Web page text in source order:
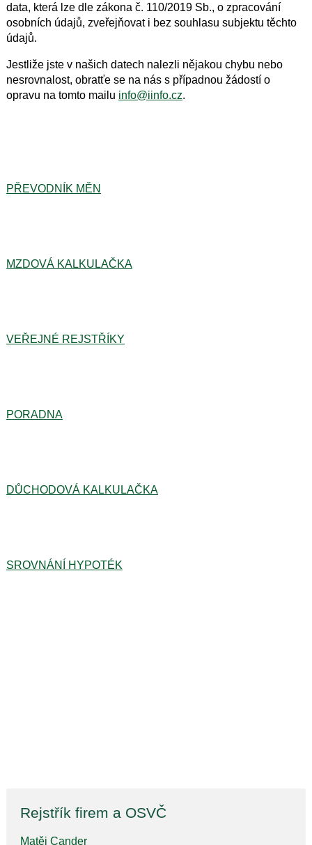
data, která lze dle zákona č. 110/2019 Sb., o zpracování
osobních údajů, zveřejňovat i bez souhlasu subjektu těchto
údajů.
Jestliže jste v našich datech nalezli nějakou chybu nebo
nesrovnalost, obratťe se na nás s případnou žádostí o
opravu na tomto mailu info@iinfo.cz.
PŘEVODNÍK MĚN
MZDOVÁ KALKULAČKA
VEŘEJNÉ REJSTŘÍKY
PORADNA
DŮCHODOVÁ KALKULAČKA
SROVNÁNÍ HYPOTÉK
Rejstřík firem a OSVČ
Matěj Cander